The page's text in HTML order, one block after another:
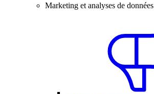
Marketing et analyses de données